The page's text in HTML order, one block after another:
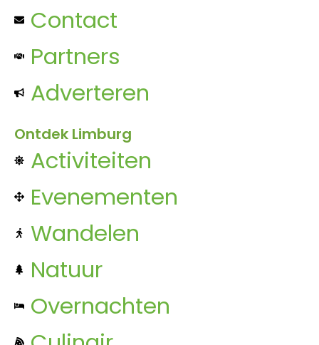
Contact
Partners
Adverteren
Ontdek Limburg
Activiteiten
Evenementen
Wandelen
Natuur
Overnachten